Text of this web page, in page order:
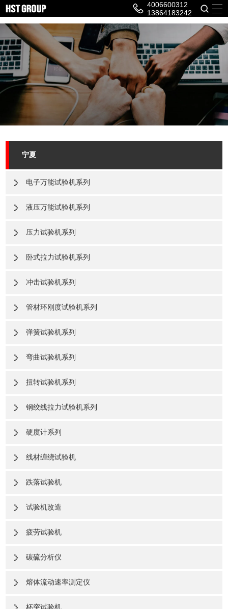
4006600312
13864183242
宁夏
电子万能试验机系列
液压万能试验机系列
压力试验机系列
卧式拉力试验机系列
冲击试验机系列
管材环刚度试验机系列
弹簧试验机系列
弯曲试验机系列
扭转试验机系列
钢绞线拉力试验机系列
硬度计系列
线材缠绕试验机
跌落试验机
试验机改造
疲劳试验机
碳硫分析仪
熔体流动速率测定仪
杯突试验机